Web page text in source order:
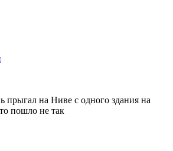
прыгал на Ниве с одного здания на
пошло не так